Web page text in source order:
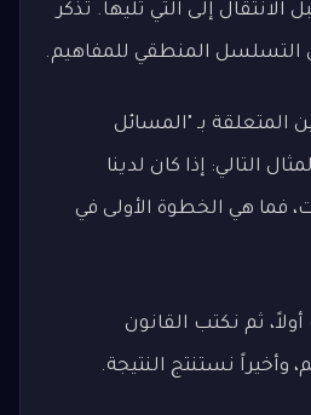
إلى التي تليها. تذكر
التسلسل المنطقي للمفاهيم.
المتعلقة بـ "المسائل
التالي: إذا كان لدينا
فما هي الخطوة الأولى في
ثم نكتب القانون
نستنتج النتيجة.